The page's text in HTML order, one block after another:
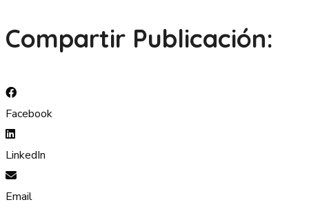
Compartir Publicación:
Facebook
LinkedIn
Email